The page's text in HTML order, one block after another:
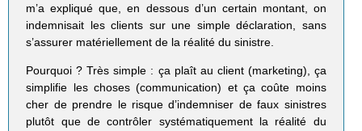
m’a expliqué que, en dessous d’un certain montant, on
indemnisait les clients sur une simple déclaration, sans
s’assurer matériellement de la réalité du sinistre.
Pourquoi ? Très simple : ça plaît au client (marketing), ça
simplifie les choses (communication) et ça coûte moins
cher de prendre le risque d’indemniser de faux sinistres
plutôt que de contrôler systématiquement la réalité du